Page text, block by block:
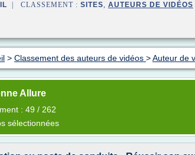
| CLASSEMENT : SITES, AUTEURS DE VIDÉOS
> Classement des auteurs de vidéos >Auteur de
Allure
: 49 / 262
sélectionnées